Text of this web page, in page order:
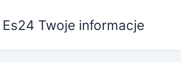
Es24 Twoje informacje